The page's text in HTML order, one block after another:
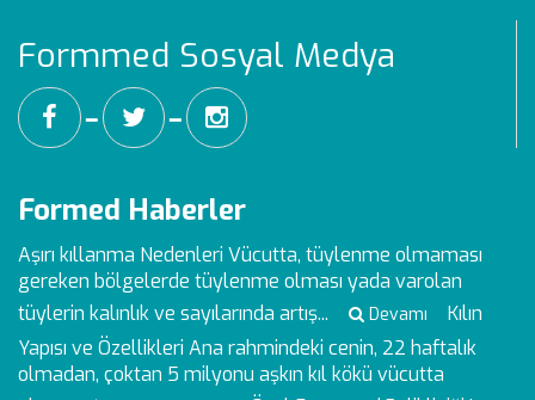
Formmed Sosyal Medya
━ ━
Formed Haberler
Aşırı kıllanma Nedenleri Vücutta, tüylenme olmaması
gereken bölgelerde tüylenme olması yada varolan
tüylerin kalınlık ve sayılarında artış...
Devamı
Kılın
Yapısı ve Özellikleri Ana rahmindeki cenin, 22 haftalık
olmadan, çoktan 5 milyonu aşkın kıl kökü vücutta